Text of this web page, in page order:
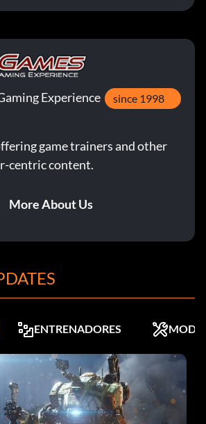
Experience since 1998
game trainers and other
centric content.
More About Us
ENTRENADORES MODS